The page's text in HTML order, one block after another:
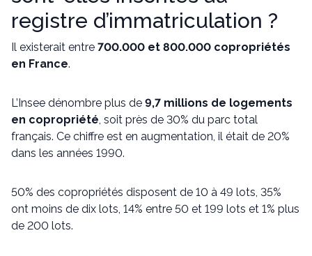
registre d’immatriculation ?
Il existerait entre 700.000 et 800.000 copropriétés
en France.
L’Insee dénombre plus de 9,7 millions de logements
en copropriété, soit près de 30% du parc total
français. Ce chiffre est en augmentation, il était de 20%
dans les années 1990.
50% des copropriétés disposent de 10 à 49 lots, 35%
ont moins de dix lots, 14% entre 50 et 199 lots et 1% plus
de 200 lots.